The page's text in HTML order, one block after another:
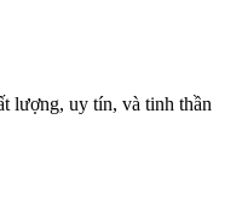
lượng, uy tín, và tinh thần